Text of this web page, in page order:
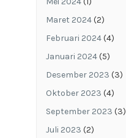
Maret 2024(2)
Februari 2024(4)
Januari 2024(5)
Desember 2023 (3)
Oktober 2023 (4)
September 2023 (3)
Juli 2023 (2)